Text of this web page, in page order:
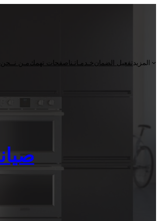
مـن نــحنصفحات تهمك خـدمـاتـناتفعيل الضمان المزيد